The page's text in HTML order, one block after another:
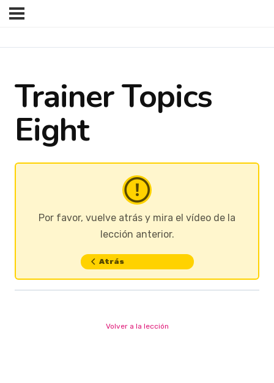
Trainer Topics
Eight
Por favor, vuelve atrás y mira el vídeo de la
lección anterior.
Atrás
Volver a la lección